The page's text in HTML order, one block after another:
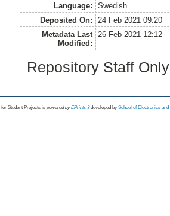
Language:
Swedish
Deposited On:
24 Feb 2021 09:20
Metadata Last
Modified:
26 Feb 2021 12:12
Repository Staff
Student Projects is powored byEPrints 3 developed by School of Electronics